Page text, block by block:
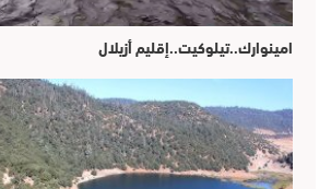
امينوارك..تيلوكيت..إقليم أزيلال